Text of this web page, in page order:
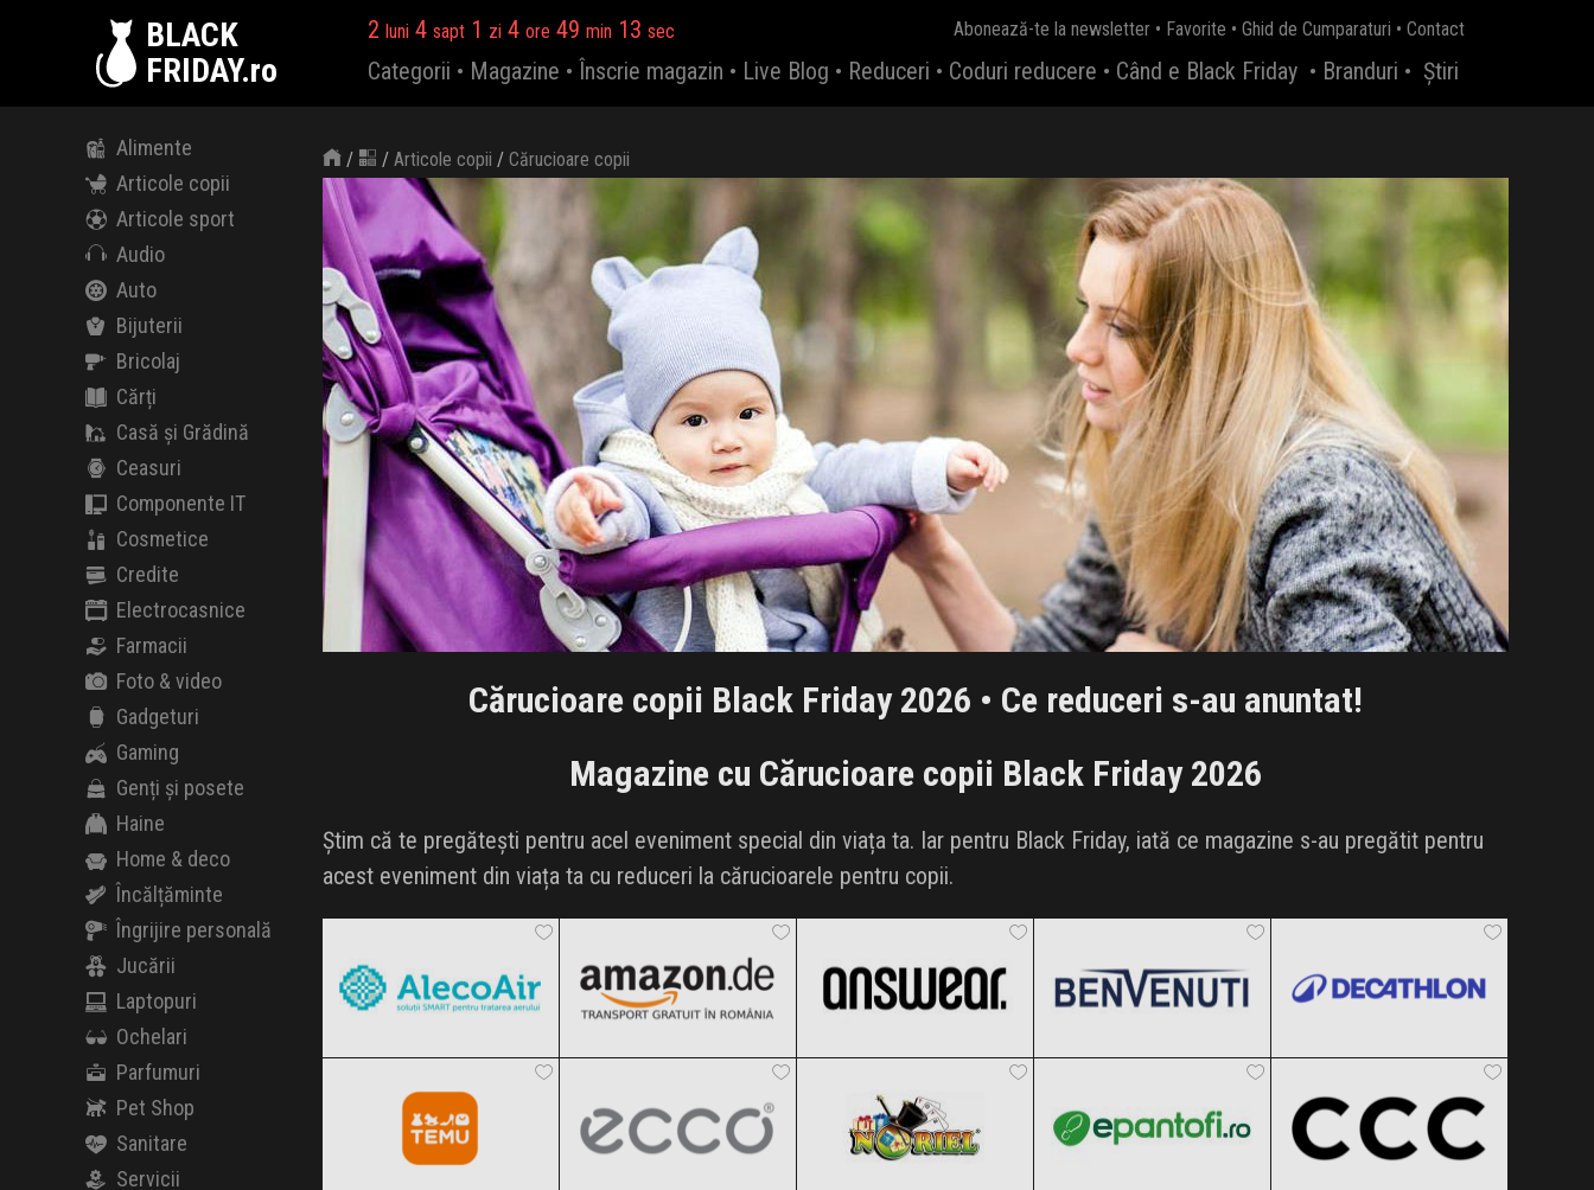
BLACK
FRIDAY.ro
2 luni 4 sapt 1 zi 4 ore 49 min 11 sec Abonează-te la newsletter • Favorite • Ghid de Cumparaturi • Contact
Categorii • Magazine • Înscrie magazin • Live Blog • Reduceri • Coduri reducere • Când e Black Friday • Branduri • Știri
Alimente
Articole copii
Articole sport
Audio
Auto
Bijuterii
Bricolaj
Cărți
Casă și Grădină
Ceasuri
Componente IT
Cosmetice
Credite
Electrocasnice
Farmacii
Foto & video
Gadgeturi
Gaming
Genți și posete
Haine
Home & deco
Încălțăminte
Îngrijire personală
Jucării
Laptopuri
Ochelari
Parfumuri
Pet Shop
Sanitare
Servicii
/ / Articole copii / Cărucioare copii
Cărucioare copii Black Friday 2026 • Ce reduceri s-au anuntat!
Magazine cu Cărucioare copii Black Friday 2026
Știm că te pregătești pentru acel eveniment special din viața ta. Iar pentru Black Friday, iată ce magazine s-au pregătit pentru
acest eveniment din viața ta cu reduceri la cărucioarele pentru copii.
Clic și Vezi Ofertele! Clic și Vezi Ofertele! Clic și Vezi Ofertele! Clic și Vezi Ofertele! Clic și Vezi Ofertele!